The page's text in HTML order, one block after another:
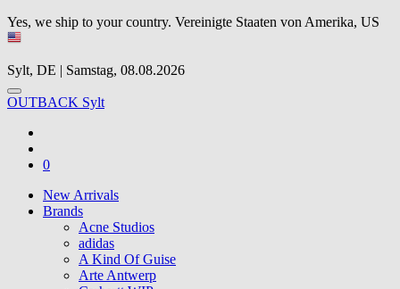
Yes, we ship to your country. Vereinigte Staaten von Amerika, US
Sylt, DE | Samstag, 08.08.2026
OUTBACK Sylt
0
New Arrivals
Brands
Acne Studios
adidas
A Kind Of Guise
Arte Antwerp